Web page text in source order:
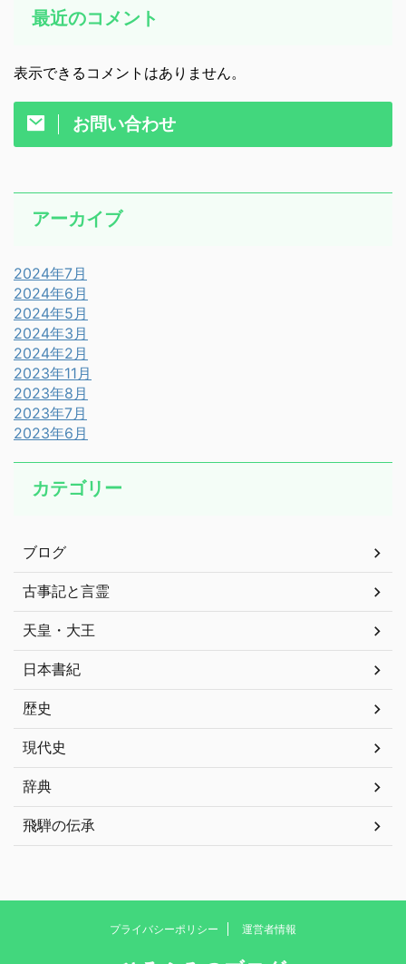
最近のコメント
表示できるコメントはありません。
お問い合わせ
アーカイブ
2024年7月
2024年6月
2024年5月
2024年3月
2024年2月
2023年11月
2023年8月
2023年7月
2023年6月
カテゴリー
ブログ
古事記と言霊
天皇・大王
日本書紀
歴史
現代史
辞典
飛騨の伝承
プライバシーポリシー 運営者情報